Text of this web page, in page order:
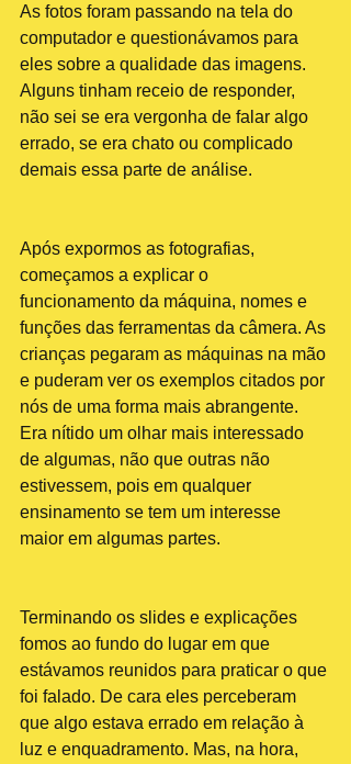
As fotos foram passando na tela do
computador e questionávamos para
eles sobre a qualidade das imagens.
Alguns tinham receio de responder,
não sei se era vergonha de falar algo
errado, se era chato ou complicado
demais essa parte de análise.
Após expormos as fotografias,
começamos a explicar o
funcionamento da máquina, nomes e
funções das ferramentas da câmera. As
crianças pegaram as máquinas na mão
e puderam ver os exemplos citados por
nós de uma forma mais abrangente.
Era nítido um olhar mais interessado
de algumas, não que outras não
estivessem, pois em qualquer
ensinamento se tem um interesse
maior em algumas partes.
Terminando os slides e explicações
fomos ao fundo do lugar em que
estávamos reunidos para praticar o que
foi falado. De cara eles perceberam
que algo estava errado em relação à
luz e enquadramento. Mas, na hora,